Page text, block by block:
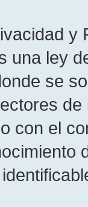
una ley
se
con el